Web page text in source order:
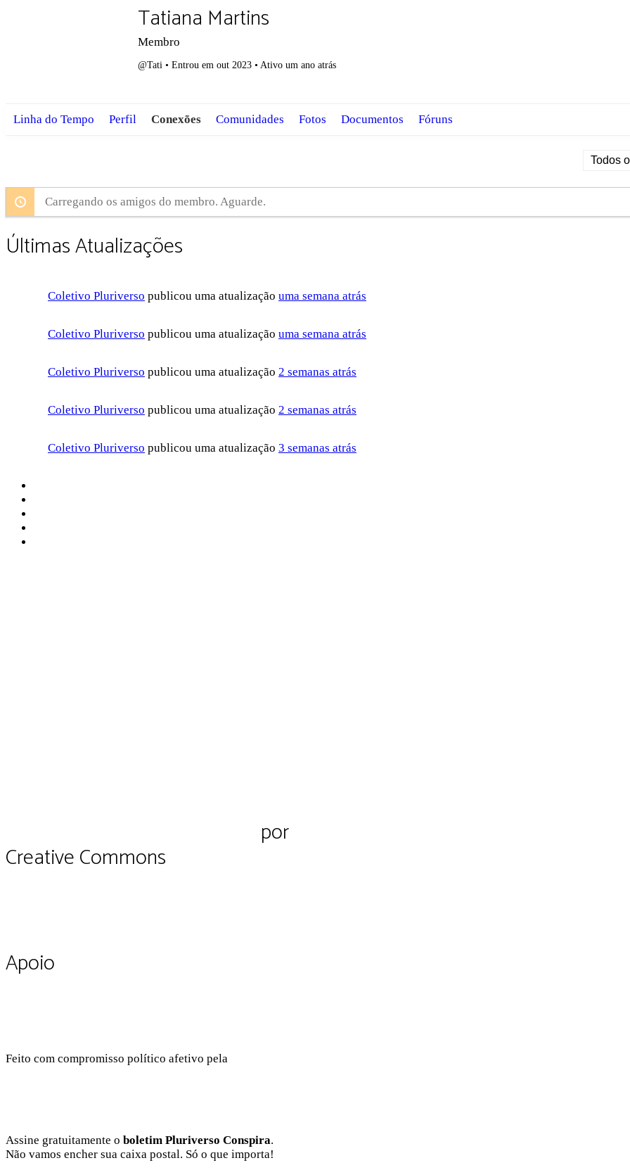
Tatiana Martins
Membro
@Tati • Entrou em out 2023 • Ativo um ano atrás
Linha do Tempo Perfil Conexões Comunidades Fotos Documentos Fóruns
Carregando os amigos do membro. Aguarde.
Últimas Atualizações
Coletivo Pluriverso publicou uma atualização uma semana atrás
Coletivo Pluriverso publicou uma atualização uma semana atrás
Coletivo Pluriverso publicou uma atualização 2 semanas atrás
Coletivo Pluriverso publicou uma atualização 2 semanas atrás
Coletivo Pluriverso publicou uma atualização 3 semanas atrás
por
Creative Commons
Apoio
Feito com compromisso político afetivo pela
Assine gratuitamente o boletim Pluriverso Conspira.
Não vamos encher sua caixa postal. Só o que importa!